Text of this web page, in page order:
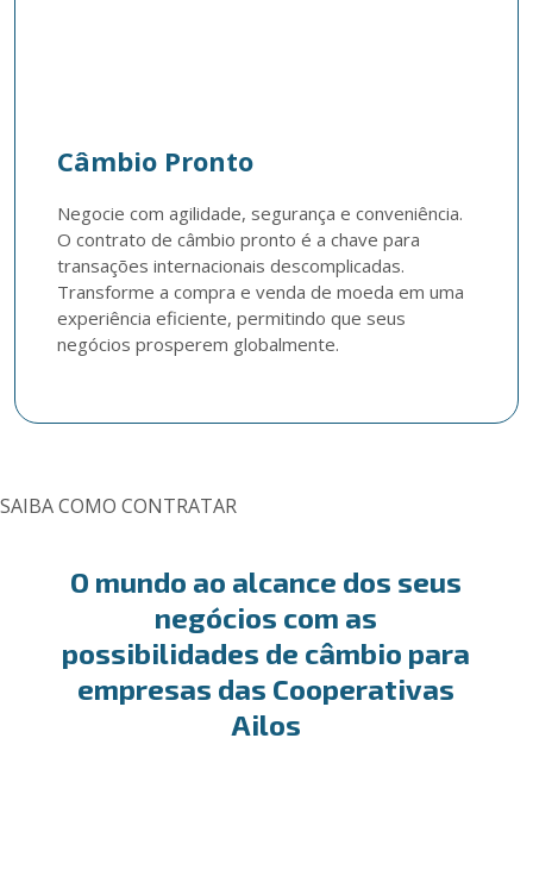
Câmbio Pronto
Negocie com agilidade, segurança e conveniência.
O contrato de câmbio pronto é a chave para
transações internacionais descomplicadas.
Transforme a compra e venda de moeda em uma
experiência eficiente, permitindo que seus
negócios prosperem globalmente.
SAIBA COMO CONTRATAR
O mundo ao alcance dos seus
negócios com as
possibilidades de câmbio para
empresas das Cooperativas
Ailos